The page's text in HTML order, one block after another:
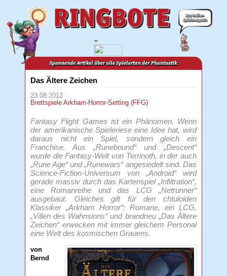
Das Ältere Zeichen
23.08.2012
BrettspieleArkham-Horror-Setting (FFG)
Fantasy Flight Games ist ein Phänomen. Wenn
der amerikanische Spieleriese eine Idee hat, wird
daraus nicht ein Spiel, sondern gleich ein
Franchise. Aus „Runebound“ und „Descent“
wurde die Fantasy-Welt von Terrinoth, in der auch
„Rune Age“ und „Runewars“ angesiedelt sind. Das
Science-Fiction-Universum von „Android“ wird
gerade massiv durch das Kartenspiel „Infiltration“,
eine Romanreihe und das LCG „Netrunner“
ausgebaut. Gleiches gilt für den chtuloiden
Klassiker „Arkham Horror“: Romane, ein LCG,
„Villen des Wahnsinns“ und brandneu „Das Ältere
Zeichen“ erwecken mit immer gleichem Personal
eine Welt des kosmischen Grauens.
von
Bernd